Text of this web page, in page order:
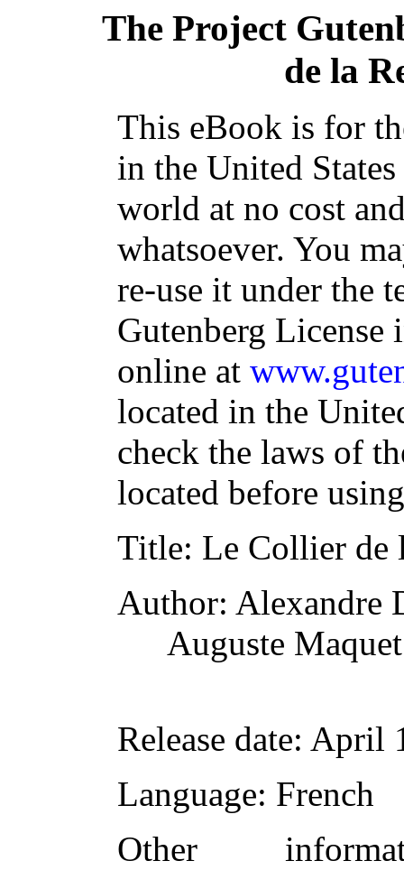
The Project
de la
This eBook is for
in the United
world at no cost
whatsoever. You
re-use it under the
Gutenberg
online at
located in the
check the laws of
located before
Title: Le Collier de
Author: Alexandre
Auguste Maquet
Release date: April
Language: French
Other